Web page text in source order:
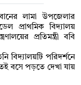
লামা উপজেলার
প্রাথমিক বিদ্যালয়
প্রতিমন্ত্রী ববি
বিদ্যালয়টি পরিদর্শনে
বসে পড়তে দেখা যায়